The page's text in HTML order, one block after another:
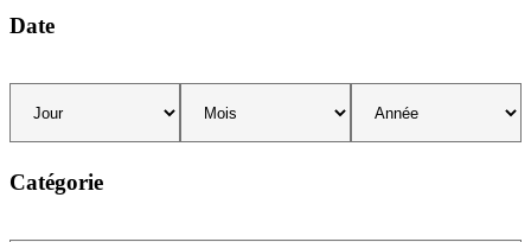
Date
Catégorie